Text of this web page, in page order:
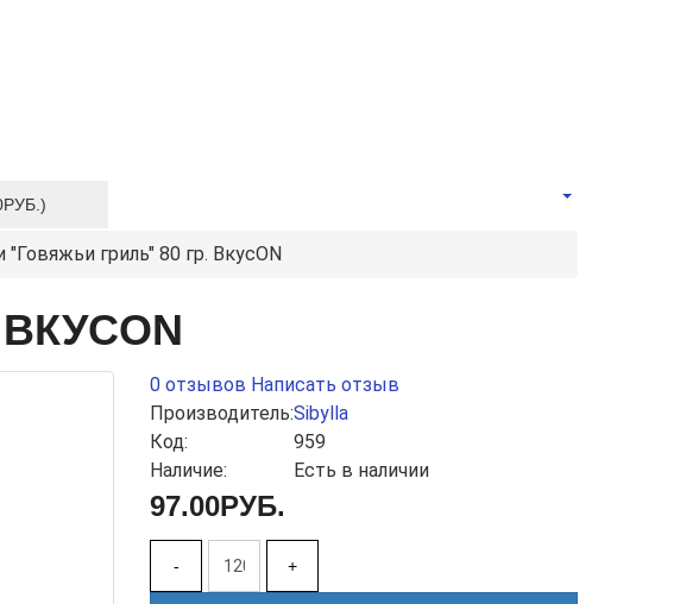
"Говяжьи гриль" 80 гр. ВкусON
0 отзывов Написать отзыв
Производитель:Sibylla
Код:
959
Наличие:
Есть в наличии
97.00РУБ.
- +